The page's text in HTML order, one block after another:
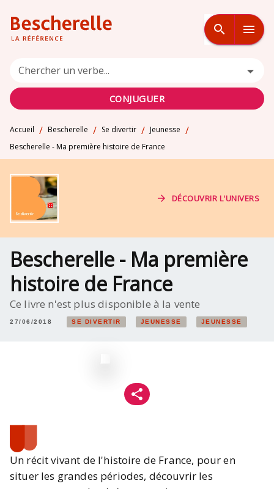
MENU RECHERCHE
PIED DE PAGE
search menu
Chercher un verbe...
CONJUGUER
Accueil / Bescherelle / Se divertir / Jeunesse /
Bescherelle - Ma première histoire de France
arrow_forward DÉCOUVRIR L'UNIVERS
Bescherelle - Ma première
histoire de France
Ce livre n'est plus disponible à la vente
27/06/2018 SE DIVERTIR JEUNESSE JEUNESSE
Un récit vivant de l'histoire de France, pour en
situer les grandes périodes, découvrir les